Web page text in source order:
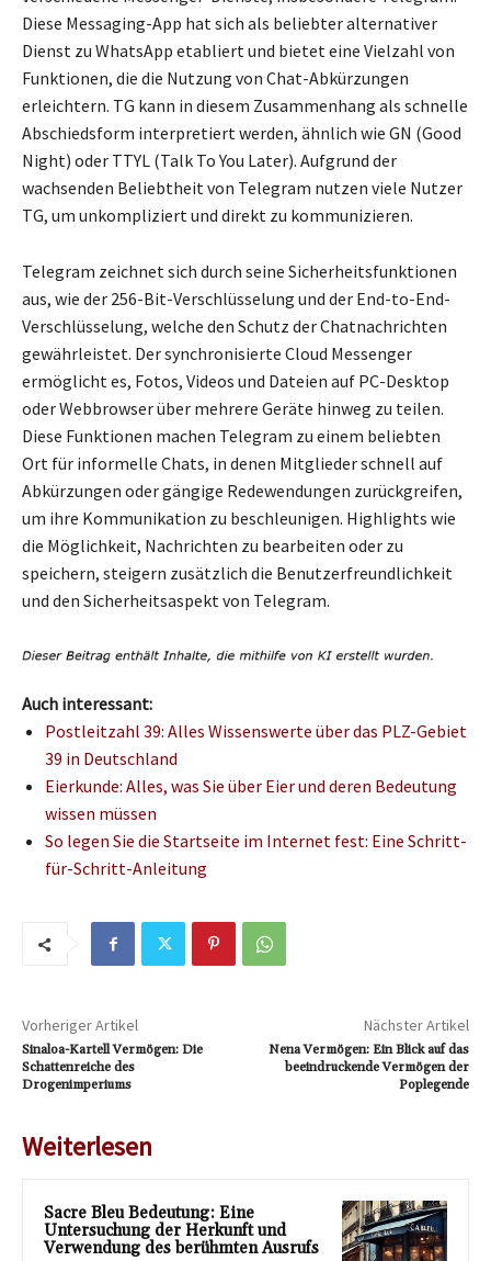
Diese Messaging-App hat sich als beliebter alternativer
Dienst zu WhatsApp etabliert und bietet eine Vielzahl von
Funktionen, die die Nutzung von Chat-Abkürzungen
erleichtern. TG kann in diesem Zusammenhang als schnelle
Abschiedsform interpretiert werden, ähnlich wie GN (Good
Night) oder TTYL (Talk To You Later). Aufgrund der
wachsenden Beliebtheit von Telegram nutzen viele Nutzer
TG, um unkompliziert und direkt zu kommunizieren.
Telegram zeichnet sich durch seine Sicherheitsfunktionen
aus, wie der 256-Bit-Verschlüsselung und der End-to-End-
Verschlüsselung, welche den Schutz der Chatnachrichten
gewährleistet. Der synchronisierte Cloud Messenger
ermöglicht es, Fotos, Videos und Dateien auf PC-Desktop
oder Webbrowser über mehrere Geräte hinweg zu teilen.
Diese Funktionen machen Telegram zu einem beliebten
Ort für informelle Chats, in denen Mitglieder schnell auf
Abkürzungen oder gängige Redewendungen zurückgreifen,
um ihre Kommunikation zu beschleunigen. Highlights wie
die Möglichkeit, Nachrichten zu bearbeiten oder zu
speichern, steigern zusätzlich die Benutzerfreundlichkeit
und den Sicherheitsaspekt von Telegram.
Auch interessant:
Postleitzahl 39: Alles Wissenswerte über das PLZ-Gebiet
39 in Deutschland
Eierkunde: Alles, was Sie über Eier und deren Bedeutung
wissen müssen
So legen Sie die Startseite im Internet fest: Eine Schritt-
für-Schritt-Anleitung
Vorheriger Artikel
Sinaloa-Kartell Vermögen: Die
Schattenreiche des
Drogenimperiums
Nächster Artikel
Nena Vermögen: Ein Blick auf das
beeindruckende Vermögen der
Poplegende
Weiterlesen
Sacre Bleu Bedeutung: Eine
Untersuchung der Herkunft und
Verwendung des berühmten Ausrufs